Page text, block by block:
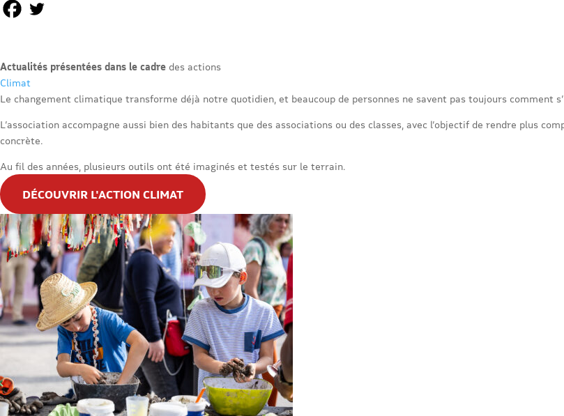
Actualités présentées dans le cadre des actions
Climat
Le changement climatique transforme déjà notre quotidien, et beaucoup de personnes ne savent pas toujours comment
L’association accompagne aussi bien des habitants que des associations ou des classes, avec l’objectif de rendre plus
concrète.
Au fil des années, plusieurs outils ont été imaginés et testés sur le terrain.
DÉCOUVRIR L'ACTION CLIMAT